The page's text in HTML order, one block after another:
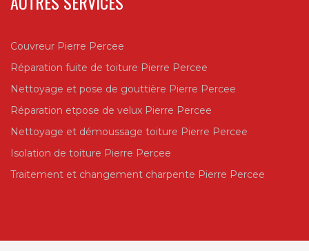
Couvreur Pierre Percee
Réparation fuite de toiture Pierre Percee
Nettoyage et pose de gouttière Pierre Percee
Réparation etpose de velux Pierre Percee
Nettoyage et démoussage toiture Pierre Percee
Isolation de toiture Pierre Percee
Traitement et changement charpente Pierre Percee